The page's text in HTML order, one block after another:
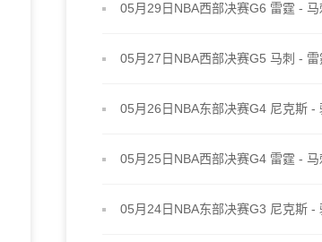
05月29日NBA西部决赛G6 雷霆 - 马
05月27日NBA西部决赛G5 马刺 - 雷
05月26日NBA东部决赛G4 尼克斯 -
05月25日NBA西部决赛G4 雷霆 - 马
05月24日NBA东部决赛G3 尼克斯 -